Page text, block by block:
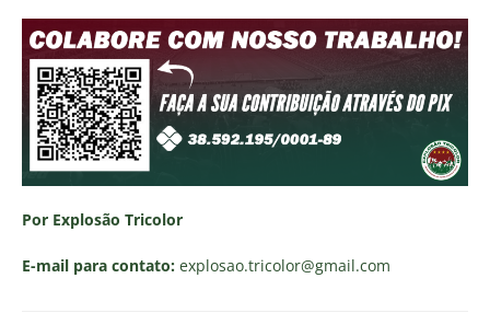
Por Explosão Tricolor
E-mail para contato: explosao.tricolor@gmail.com